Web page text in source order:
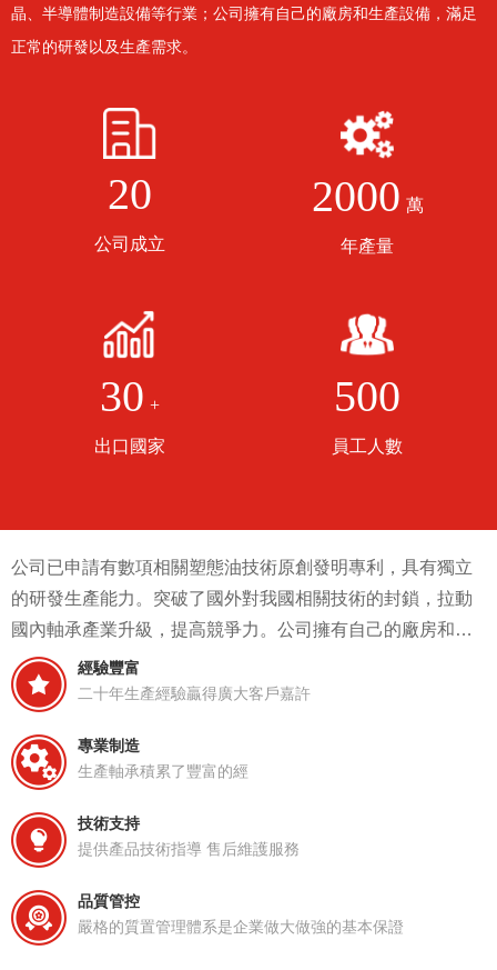
晶、半導體制造設備等行業；公司擁有自己的廠房和生產設備，滿足
正常的研發以及生產需求。
20
公司成立
2000 萬
年產量
30 +
出口國家
500
員工人數
公司已申請有數項相關塑態油技術原創發明專利，具有獨立
的研發生產能力。突破了國外對我國相關技術的封鎖，拉動
國內軸承產業升級，提高競爭力。公司擁有自己的廠房和生
產設備，滿足正常的研發以及生產需求。
經驗豐富
二十年生產經驗贏得廣大客戶嘉許
專業制造
生產軸承積累了豐富的經
技術支持
提供產品技術指導 售后維護服務
品質管控
嚴格的質置管理體系是企業做大做強的基本保證